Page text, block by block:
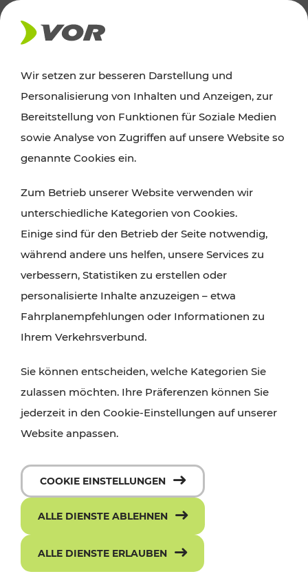
AKTUELLES
News
Alle wichtigen Meldungen zu Fahrplanänderungen,
finden Sie hier im Überblick.
Wir setzen zur besseren Darstellung und
Personalisierung von Inhalten und Anzeigen, zur
Bereitstellung von Funktionen für Soziale Medien
sowie Analyse von Zugriffen auf unsere Website so
genannte Cookies ein.
Zum Betrieb unserer Website verwenden wir
unterschiedliche Kategorien von Cookies.
Einige sind für den Betrieb der Seite notwendig,
während andere uns helfen, unsere Services zu
verbessern, Statistiken zu erstellen oder
personalisierte Inhalte anzuzeigen – etwa
Fahrplanempfehlungen oder Informationen zu
Ihrem Verkehrsverbund.
Sie können entscheiden, welche Kategorien Sie
zulassen möchten. Ihre Präferenzen können Sie
jederzeit in den Cookie-Einstellungen auf unserer
Website anpassen.
COOKIE EINSTELLUNGEN
ALLE DIENSTE ABLEHNEN
ALLE DIENSTE ERLAUBEN